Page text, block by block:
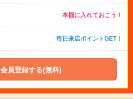
本棚に入れておこう！
毎日来店ポイントGET！
員登録する(無料)